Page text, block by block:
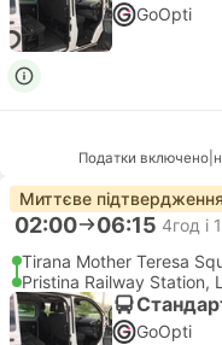
GoOpti
Податки включено
Миттєве підтвердження
02:00 06:15 4год і
Tirana Mother Teresa
Pristina Railway Station,
GoOpti